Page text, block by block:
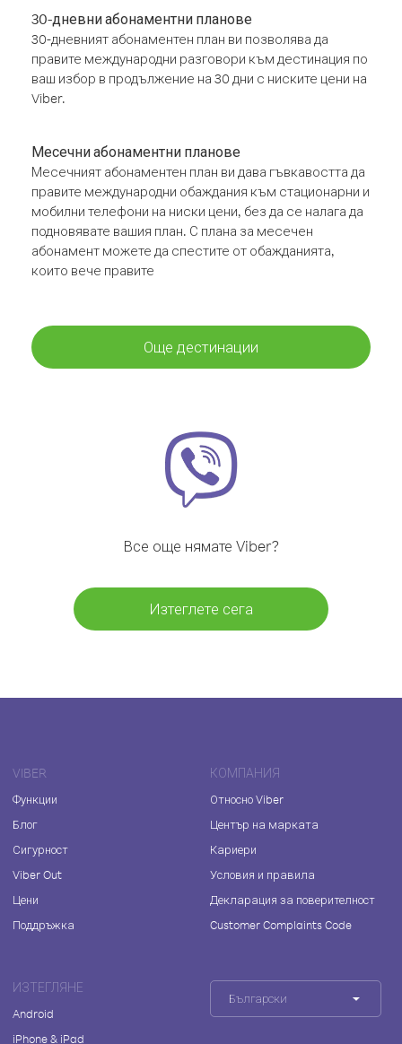
30-дневни абонаментни планове
30-дневният абонаментен план ви позволява да
правите международни разговори към дестинация по
ваш избор в продължение на 30 дни с ниските цени на
Viber.
Месечни абонаментни планове
Месечният абонаментен план ви дава гъвкавостта да
правите международни обаждания към стационарни и
мобилни телефони на ниски цени, без да се налага да
подновявате вашия план. С плана за месечен
абонамент можете да спестите от обажданията,
които вече правите
Още дестинации
Все още нямате Viber?
Изтеглете сега
VIBER
Функции
Блог
Сигурност
Viber Out
Цени
Поддръжка
КОМПАНИЯ
Относно Viber
Център на марката
Кариери
Условия и правила
Декларация за поверителност
Customer Complaints Code
ИЗТЕГЛЯНЕ
Android
iPhone & iPad
Български